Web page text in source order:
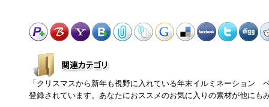
「クリスマスから新年も視野に入れている年末イルミネーション
登録されています。あなたにおススメのお気に入りの素材が他にも